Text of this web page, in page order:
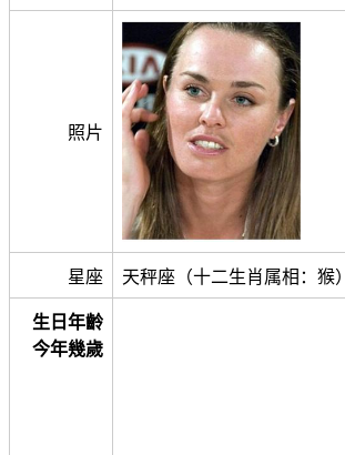
照片
星座 天秤座（十二生肖属相：猴）
生日年齡
今年幾歲